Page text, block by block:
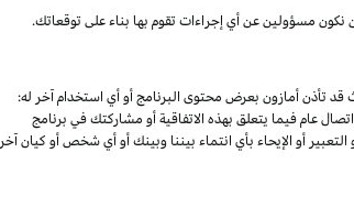
مسؤولين عن أي إجراءات تقوم بها بناء على توقعاتك.
تأذن أمازون بعرض محتوى البرنامج أو أي استخدام آخر له:
عام فيما يتعلق بهذه الاتفاقية أو مشاركتك في برنامج
أو الإيحاء بأي انتماء بيننا وبينك أو أي شخص أو كيان آخر